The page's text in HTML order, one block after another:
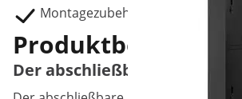
Montagezubehör
Der abschließbare